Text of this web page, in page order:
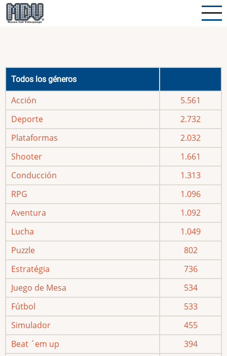
Pasar
al
Todos los géneros
Acción
5.561
Deporte
2.732
Plataformas
2.032
Shooter
1.661
Conducción
1.313
RPG
1.096
Aventura
1.092
Lucha
1.049
Puzzle
802
Estratégia
736
Juego de Mesa
534
Fútbol
533
Simulador
455
Beat ´em up
394